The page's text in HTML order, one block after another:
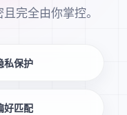
完全由你掌控。
私保护
好匹配